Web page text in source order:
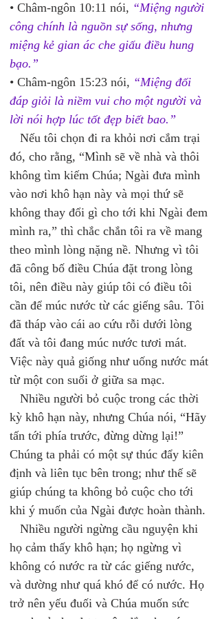
• Châm-ngôn 10:11 nói, “Miệng người
công chính là nguồn sự sống, nhưng
miệng kẻ gian ác che giấu điều hung
bạo.”
• Châm-ngôn 15:23 nói, “Miệng đối
đáp giỏi là niềm vui cho một người và
lời nói hợp lúc tốt đẹp biết bao.”
Nếu tôi chọn đi ra khỏi nơi cắm trại
đó, cho rằng, “Mình sẽ về nhà và thôi
không tìm kiếm Chúa; Ngài đưa mình
vào nơi khô hạn này và mọi thứ sẽ
không thay đổi gì cho tới khi Ngài đem
mình ra,” thì chắc chắn tôi ra về mang
theo mình lòng nặng nề. Nhưng vì tôi
đã công bố điều Chúa đặt trong lòng
tôi, nên điều này giúp tôi có điều tôi
cần để múc nước từ các giếng sâu. Tôi
đã tháp vào cái ao cứu rỗi dưới lòng
đất và tôi đang múc nước tươi mát.
Việc này quả giống như uống nước mát
từ một con suối ở giữa sa mạc.
Nhiều người bỏ cuộc trong các thời
kỳ khô hạn này, nhưng Chúa nói, “Hãy
tấn tới phía trước, đừng dừng lại!”
Chúng ta phải có một sự thúc đẩy kiên
định và liên tục bên trong; như thế sẽ
giúp chúng ta không bỏ cuộc cho tới
khi ý muốn của Ngài được hoàn thành.
Nhiều người ngừng cầu nguyện khi
họ cảm thấy khô hạn; họ ngừng vì
không có nước ra từ các giếng nước,
và dường như quá khó để có nước. Họ
trở nên yếu đuối và Chúa muốn sức